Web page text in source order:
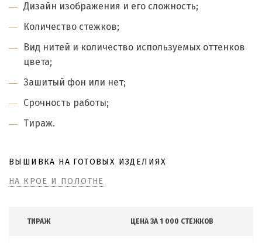
Дизайн изображения и его сложность;
Количество стежков;
Вид нитей и количество используемых оттенков
цвета;
Зашитый фон или нет;
Срочность работы;
Тираж.
ВЫШИВКА НА ГОТОВЫХ ИЗДЕЛИЯХ
НА КРОЕ И ПОЛОТНЕ
ТИРАЖ ЦЕНА ЗА 1 000 СТЕЖКОВ